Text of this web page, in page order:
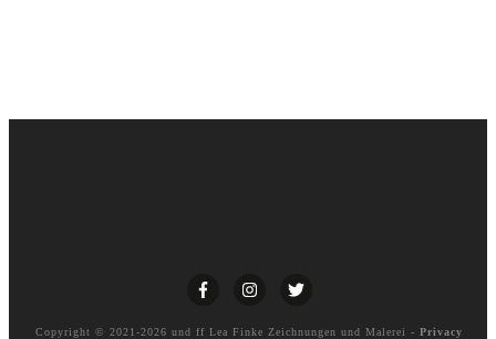
Copyright © 2021-2026 und ff Lea Finke Zeichnungen und Malerei - Privacy